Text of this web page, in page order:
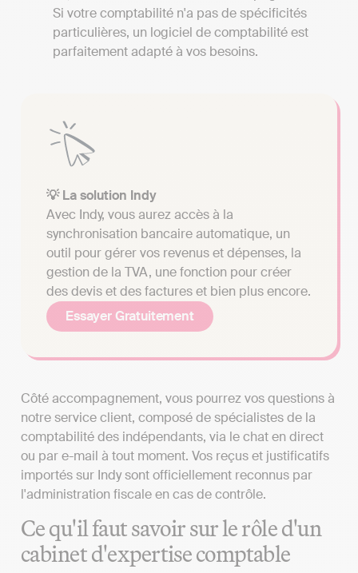
Si votre comptabilité n'a pas de spécificités
particulières, un logiciel de comptabilité est
parfaitement adapté à vos besoins.
💡 La solution Indy
Avec Indy, vous aurez accès à la
synchronisation bancaire automatique, un
outil pour gérer vos revenus et dépenses, la
gestion de la TVA, une fonction pour créer
des devis et des factures et bien plus encore.
Essayer Gratuitement
Côté accompagnement, vous pourrez vos questions à
notre service client, composé de spécialistes de la
comptabilité des indépendants, via le chat en direct
ou par e-mail à tout moment. Vos reçus et justificatifs
importés sur Indy sont officiellement reconnus par
l'administration fiscale en cas de contrôle.
Ce qu'il faut savoir sur le rôle d'un
cabinet d'expertise comptable